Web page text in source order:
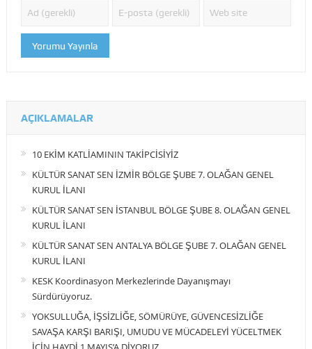
AÇIKLAMALAR
10 EKİM KATLİAMININ TAKİPCİSİYİZ
KÜLTÜR SANAT SEN İZMİR BÖLGE ŞUBE 7. OLAĞAN GENEL
KURUL İLANI
KÜLTÜR SANAT SEN İSTANBUL BÖLGE ŞUBE 8. OLAĞAN GENEL
KURUL İLANI
KÜLTÜR SANAT SEN ANTALYA BÖLGE ŞUBE 7. OLAĞAN GENEL
KURUL İLANI
KESK Koordinasyon Merkezlerinde Dayanışmayı
Sürdürüyoruz.
YOKSULLUĞA, İŞSİZLİĞE, SÖMÜRÜYE, GÜVENCESİZLİĞE
SAVAŞA KARŞI BARIŞI, UMUDU VE MÜCADELEYİ YÜCELTMEK